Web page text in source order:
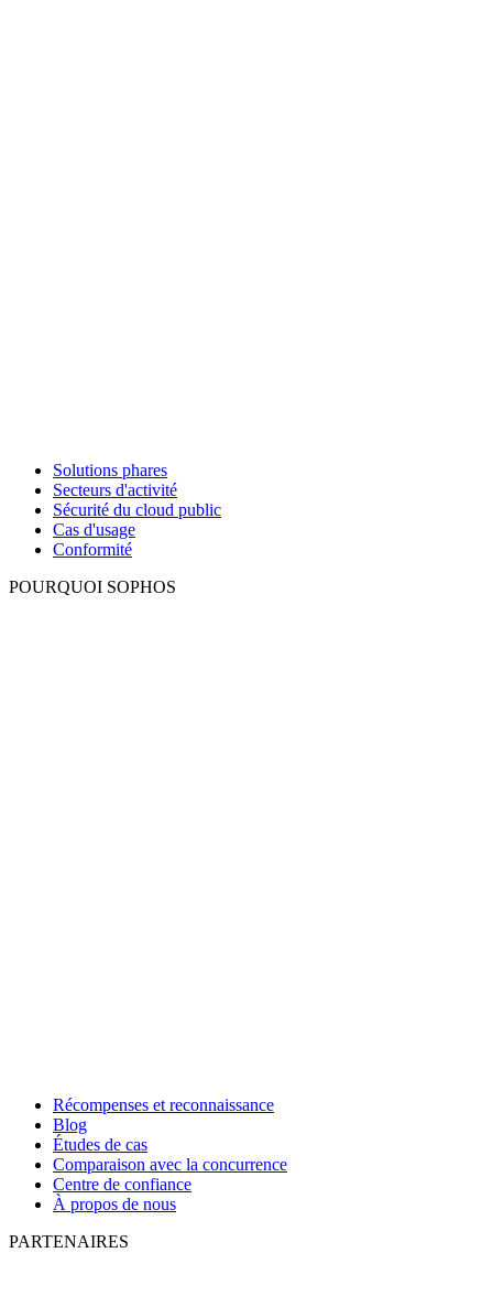
Solutions phares
Secteurs d'activité
Sécurité du cloud public
Cas d'usage
Conformité
POURQUOI SOPHOS
Récompenses et reconnaissance
Blog
Études de cas
Comparaison avec la concurrence
Centre de confiance
À propos de nous
PARTENAIRES